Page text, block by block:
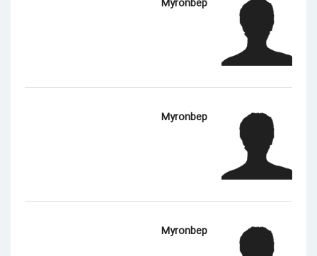
Myronbep
Myronbep
Myronbep